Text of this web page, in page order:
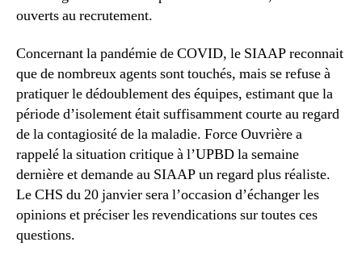
ouverts au recrutement.
Concernant la pandémie de COVID, le SIAAP reconnait
que de nombreux agents sont touchés, mais se refuse à
pratiquer le dédoublement des équipes, estimant que la
période d’isolement était suffisamment courte au regard
de la contagiosité de la maladie. Force Ouvrière a
rappelé la situation critique à l’UPBD la semaine
dernière et demande au SIAAP un regard plus réaliste.
Le CHS du 20 janvier sera l’occasion d’échanger les
opinions et préciser les revendications sur toutes ces
questions.